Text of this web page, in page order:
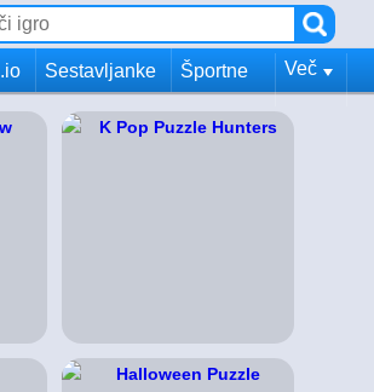
.io Sestavljanke Športne Več